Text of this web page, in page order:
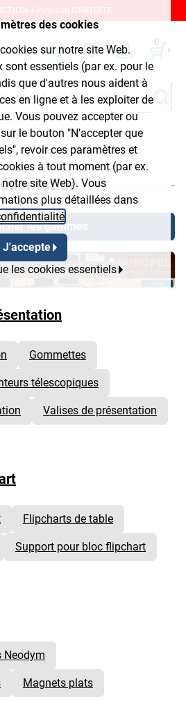
des cookies
sur notre site Web.
sont essentiels (par ex. pour le
que d'autres nous aident à
en ligne et à les exploiter de
Vous pouvez accepter ou
le bouton "N'accepter que
revoir ces paramètres et
à tout moment (par ex.
site Web). Vous
plus détaillées dans
J'accepte
les cookies essentiels
+ livraison GRATUITE.
0
les gammes
Gommettes
télescopiques
Valises de présentation
Flipcharts de table
Support pour bloc flipchart
Neodym
Magnets plats